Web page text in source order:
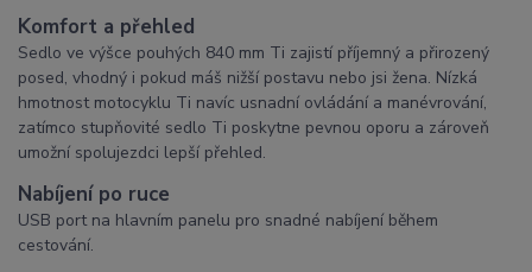
Komfort a přehled
Sedlo ve výšce pouhých 840 mm Ti zajistí příjemný a přirozený
posed, vhodný i pokud máš nižší postavu nebo jsi žena. Nízká
hmotnost motocyklu Ti navíc usnadní ovládání a manévrování,
zatímco stupňovité sedlo Ti poskytne pevnou oporu a zároveň
umožní spolujezdci lepší přehled.
Nabíjení po ruce
USB port na hlavním panelu pro snadné nabíjení během
cestování.